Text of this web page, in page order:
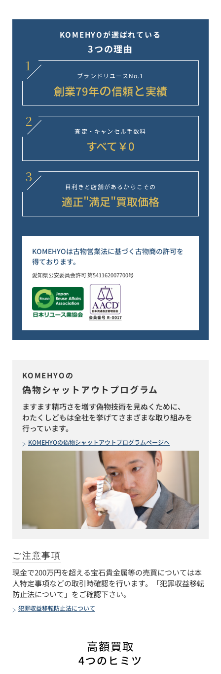
KOMEHYOが選ばれている
3つの理由
1
ブランドリユース No.1
創業79年の信頼と実績
2
査定・キャンセル手数料
すべて￥0
3
目利きと店舗があるからこその
適正"満足"買取価格
KOMEHYOは古物営業法に基づく古物商の許可を
得ております。
愛知県公安委員会許可 第541162007700号
KOMEHYOの
偽物シャットアウトプログラム
ますます精巧さを増す偽物技術を見ぬくために、
わたくしどもは全社を挙げてさまざまな取り組みを
行っています。
KOMEHYOの偽物シャットアウトプログラムページへ
ご注意事項
現金で200万円を超える宝石貴金属等の売買については本
人特定事項などの取引時確認を行います。「犯罪収益移転
防止法について」をご確認下さい。
犯罪収益移転防止法について
高額買取
4つのヒミツ